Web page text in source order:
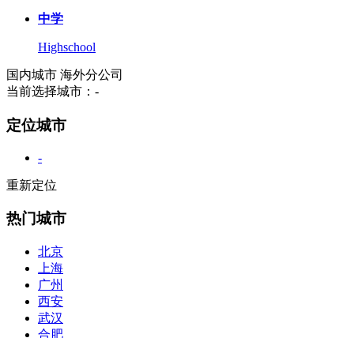
中学
Highschool
国内城市 海外分公司
当前选择城市： -
定位城市
-
重新定位
热门城市
北京
上海
广州
西安
武汉
合肥